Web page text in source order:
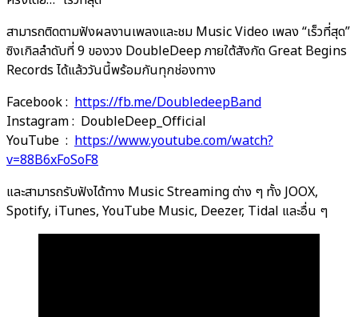
สามารถติดตามฟังผลงานเพลงและชม Music Video เพลง “เร็วที่สุด”
ซิงเกิลลำดับที่ 9 ของวง DoubleDeep ภายใต้สังกัด Great Begins
Records ได้แล้ววันนี้พร้อมกันทุกช่องทาง
Facebook : https://fb.me/DoubledeepBand
Instagram : DoubleDeep_Official
YouTube : https://www.youtube.com/watch?
v=88B6xFoSoF8
และสามารถรับฟังได้ทาง Music Streaming ต่าง ๆ ทั้ง JOOX,
Spotify, iTunes, YouTube Music, Deezer, Tidal และอื่น ๆ